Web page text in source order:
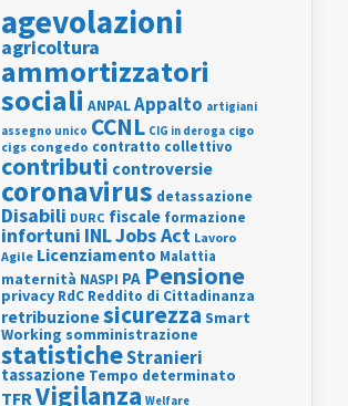
agevolazioni
agricoltura
ammortizzatori
sociali ANPALAppalto artigiani
assegno unico CCNL CIG in deroga cigo
cigs congedo contratto collettivo
contributi controversie
coronavirus detassazione
Disabili DURC fiscale formazione
infortuni INLJobs Act Lavoro
Agile Licenziamento Malattia
maternità NASPI PA Pensione
privacy RdC Reddito di Cittadinanza
retribuzionesicurezza Smart
Working somministrazione
statisticheStranieri
tassazione Tempo determinato
TFRVigilanza Welfare